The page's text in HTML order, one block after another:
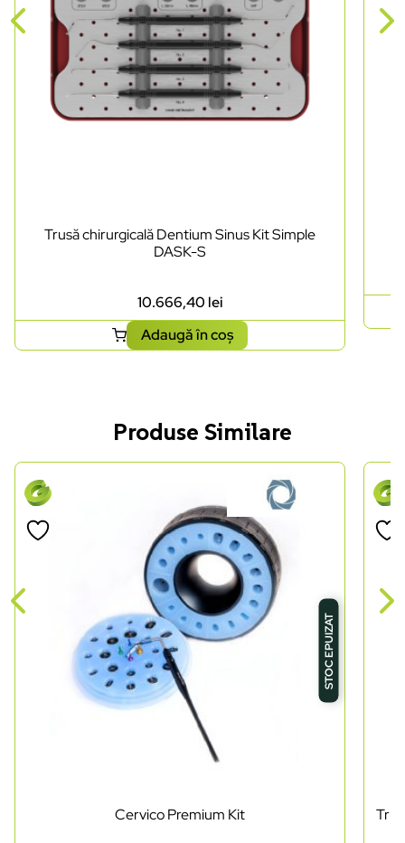
Trusă chirurgicală Dentium Sinus Kit Simple
DASK-S
10.666,40 lei
Adaugă în coș
Produse Similare
STOC EPUIZAT
Cervico Premium Kit